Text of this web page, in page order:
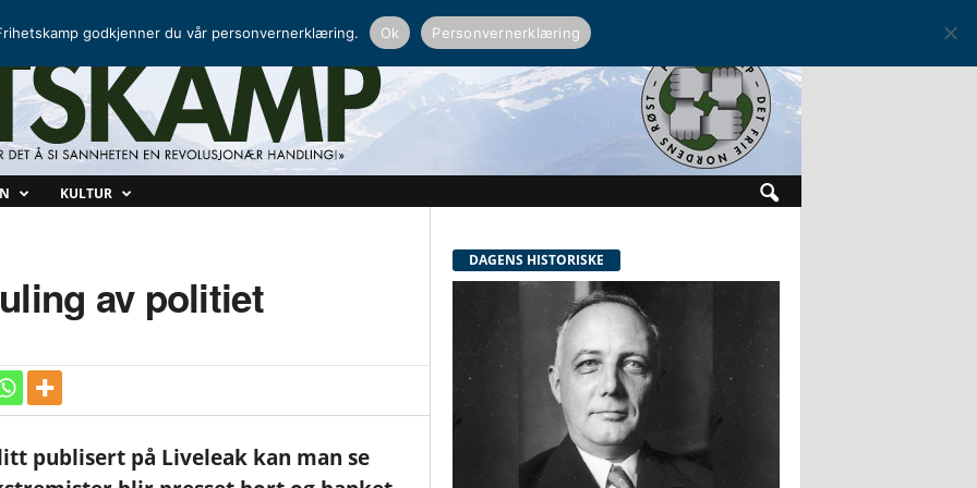
KULTUR
av politiet
publisert på Liveleak kan man se
DAGENS HISTORISKE
godkjenner du vår personvernerklæring. Ok Personvernerklæring